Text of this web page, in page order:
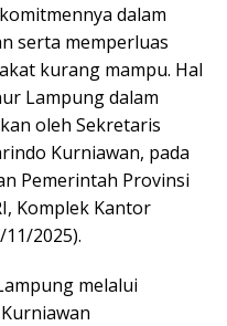
dalam
serta memperluas
kurang mampu. Hal
Lampung dalam
oleh Sekretaris
Kurniawan, pada
Pemerintah Provinsi
Komplek Kantor
2025).
melalui